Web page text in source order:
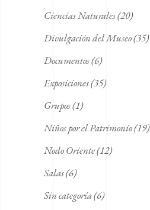
Ciencias Naturales(20)
Divulgación del Museo(35)
Documentos(6)
Exposiciones(35)
Grupos(1)
Niños por el Patrimonio(19)
Nodo Oriente(12)
Salas(6)
Sin categoría(6)